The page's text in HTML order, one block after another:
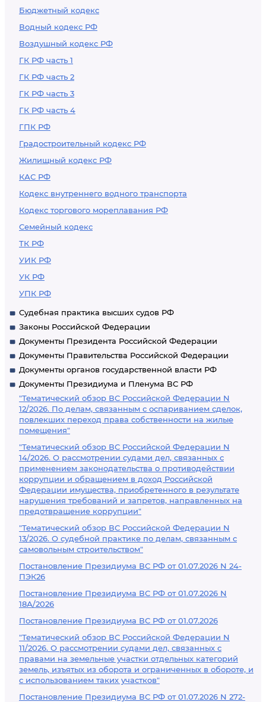
Бюджетный кодекс
Водный кодекс РФ
Воздушный кодекс РФ
ГК РФ часть 1
ГК РФ часть 2
ГК РФ часть 3
ГК РФ часть 4
ГПК РФ
Градостроительный кодекс РФ
Жилищный кодекс РФ
КАС РФ
Кодекс внутреннего водного транспорта
Кодекс торгового мореплавания РФ
Семейный кодекс
ТК РФ
УИК РФ
УК РФ
УПК РФ
Судебная практика высших судов РФ
Законы Российской Федерации
Документы Президента Российской Федерации
Документы Правительства Российской Федерации
Документы органов государственной власти РФ
Документы Президиума и Пленума ВС РФ
"Тематический обзор ВС Российской Федерации N
12/2026. По делам, связанным с оспариванием сделок,
повлекших переход права собственности на жилые
помещения"
"Тематический обзор ВС Российской Федерации N
14/2026. О рассмотрении судами дел, связанных с
применением законодательства о противодействии
коррупции и обращением в доход Российской
Федерации имущества, приобретенного в результате
нарушения требований и запретов, направленных на
предотвращение коррупции"
"Тематический обзор ВС Российской Федерации N
13/2026. О судебной практике по делам, связанным с
самовольным строительством"
Постановление Президиума ВС РФ от 01.07.2026 N 24-
ПЭК26
Постановление Президиума ВС РФ от 01.07.2026 N
18А/2026
Постановление Президиума ВС РФ от 01.07.2026
"Тематический обзор ВС Российской Федерации N
11/2026. О рассмотрении судами дел, связанных с
правами на земельные участки отдельных категорий
земель, изъятых из оборота и ограниченных в обороте, и
с использованием таких участков"
Постановление Президиума ВС РФ от 01.07.2026 N 272-